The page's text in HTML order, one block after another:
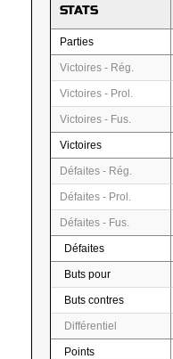
STATS
Parties
Victoires - Rég.
Victoires - Prol.
Victoires - Fus.
Victoires
Défaites - Rég.
Défaites - Prol.
Défaites - Fus.
Défaites
Buts pour
Buts contres
Différentiel
Points